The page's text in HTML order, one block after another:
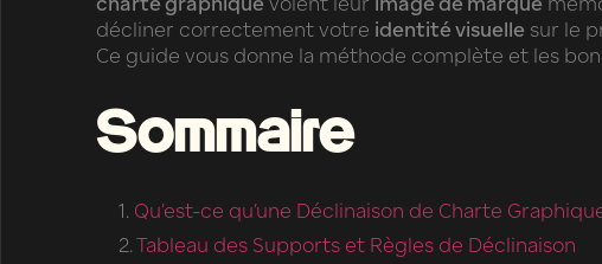
décliner correctement votre identité visuelle sur le
Ce guide vous donne la méthode complète et les
Sommaire
Qu’est-ce qu’une Déclinaison de Charte
Tableau des Supports et Règles de Déclinaison